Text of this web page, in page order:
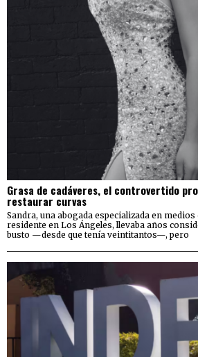
Grasa de cadáveres, el controvertido
restaurar curvas
Sandra, una abogada especializada en
residente en Los Ángeles, llevaba años
busto —desde que tenía veintitantos—, pero